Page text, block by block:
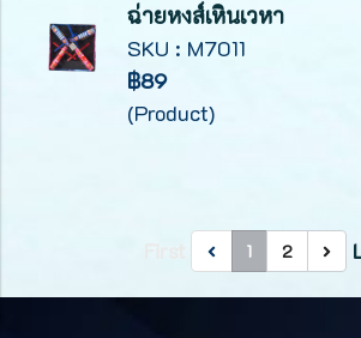
ฉ่ายหงส์เหินเวหา
SKU : M7011
฿89
(Product)
1 2